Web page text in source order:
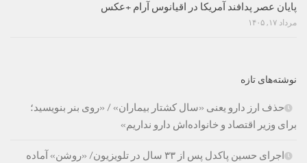
پایان عصر پدافند آمریکا در اقیانوس آرام +عکس
مرداد ۱۷, ۱۴۰۵
نوشته‌های تازه
حذف ارز دارو یعنی «سال کشتار بیماران» / «روی بنر بنویسید؛
برای وزیر اقتصاد و خانواده‌اش دارو نداریم»
اجرای حسین پاکدل پس از ۳۳ سال در تلویزیون/ «روشن» آماده